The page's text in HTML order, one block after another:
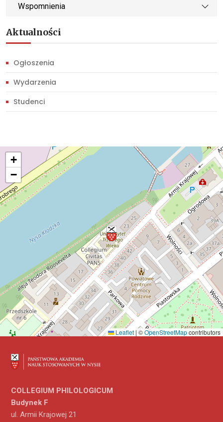
Wspomnienia
Aktualności
Ogłoszenia
Wydarzenia
Studenci
+
−
Leaflet|©OpenStreetMapcontributors
COLLEGIUM PHILOLOGICUM
Budynek F
ul. Armii Krajowej 21